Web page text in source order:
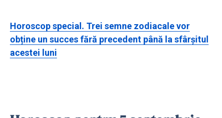
Horoscop special. Trei semne zodiacale vor
obține un succes fără precedent până la sfârșitul
acestei luni